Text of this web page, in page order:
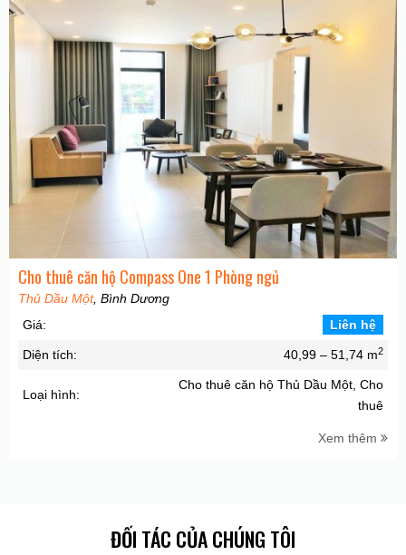
Cho thuê căn hộ Compass One 1 Phòng ngủ
Thủ Dầu Một, Bình Dương
Giá:
Liên hệ
Diện tích: 40,99 – 51,74 m2
Loại hình:
Cho thuê căn hộ Thủ Dầu Một, Cho
thuê
Xem thêm
ĐỐI TÁC CỦA CHÚNG TÔI